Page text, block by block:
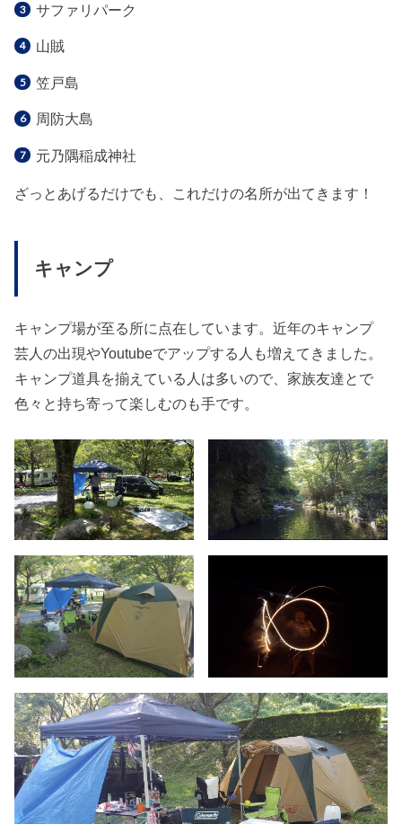
サファリパーク
山賊
笠戸島
周防大島
元乃隅稲成神社
ざっとあげるだけでも、これだけの名所が出てきます！
キャンプ
キャンプ場が至る所に点在しています。近年のキャンプ
芸人の出現やYoutubeでアップする人も増えてきました。
キャンプ道具を揃えている人は多いので、家族友達とで
色々と持ち寄って楽しむのも手です。